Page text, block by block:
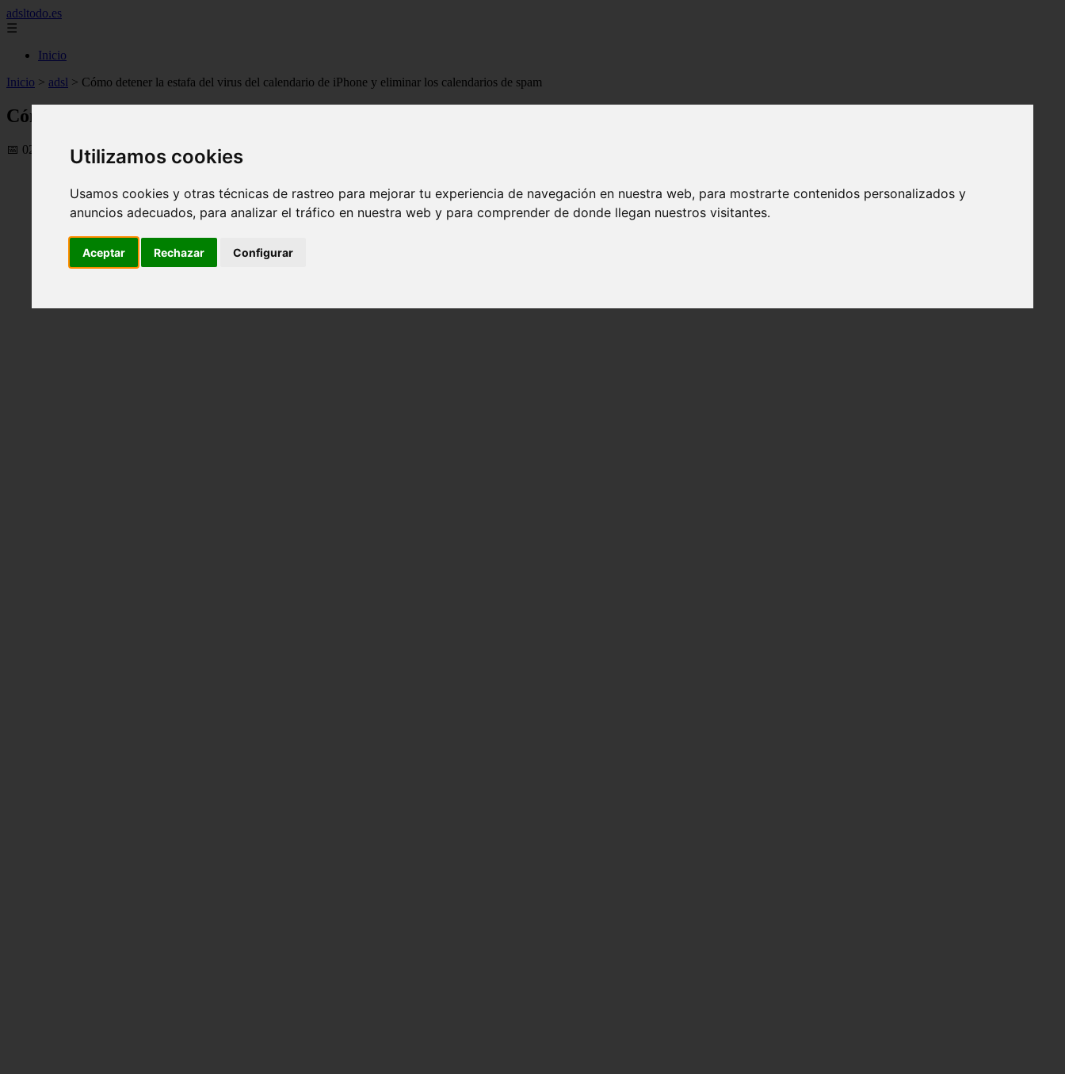
Utilizamos cookies
Usamos cookies y otras técnicas de rastreo para mejorar tu experiencia de navegación en nuestra web, para mostrarte contenidos personalizados y
anuncios adecuados, para analizar el tráfico en nuestra web y para comprender de donde llegan nuestros visitantes.
Aceptar Rechazar Configurar
adsltodo.es
☰
Inicio
Inicio > adsl > Cómo detener la estafa del virus del calendario de iPhone y eliminar los calendarios de spam
Cómo detener la estafa del virus del calendario de iPhone y eliminar los calendarios de spam
📅 02/09/2025